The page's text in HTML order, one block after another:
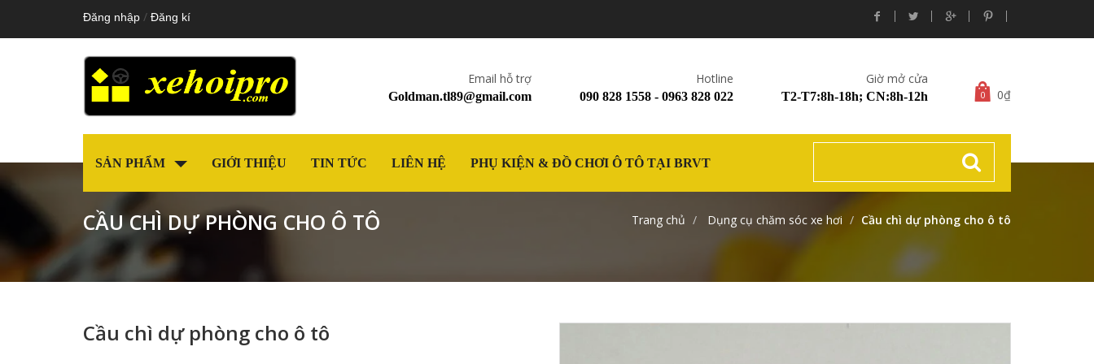
Đăng nhập / Đăng kí
Email hỗ trợ
Goldman.tl89@gmail.com
Hotline
090 828 1558 - 0963 828 022
Giờ mở cửa
T2-T7:8h-18h; CN:8h-12h 0 0₫
SẢN PHẨM GIỚI THIỆU TIN TỨC LIÊN HỆ PHỤ KIỆN & ĐỒ CHƠI Ô TÔ TẠI BRVT
CẦU CHÌ DỰ PHÒNG CHO Ô TÔ Trang chủ Dụng cụ chăm sóc xe hơi Cầu chì dự phòng cho ô tô
Cầu chì dự phòng cho ô tô